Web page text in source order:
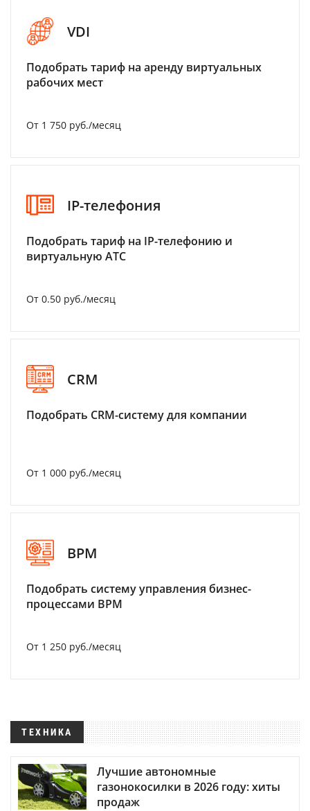
VDI
Подобрать тариф на аренду виртуальных
рабочих мест
От 1 750 руб./месяц
IP-телефония
Подобрать тариф на IP-телефонию и
виртуальную АТС
От 0.50 руб./месяц
CRM
Подобрать CRM-систему для компании
От 1 000 руб./месяц
BPM
Подобрать систему управления бизнес-
процессами BPM
От 1 250 руб./месяц
ТЕХНИКА
Лучшие автономные
газонокосилки в 2026 году: хиты
продаж